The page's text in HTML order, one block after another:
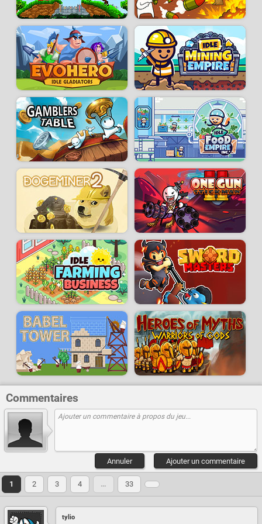
Commentaires
Ajouter un commentaire
Annuler
1 2 3 4 … 33
tylio